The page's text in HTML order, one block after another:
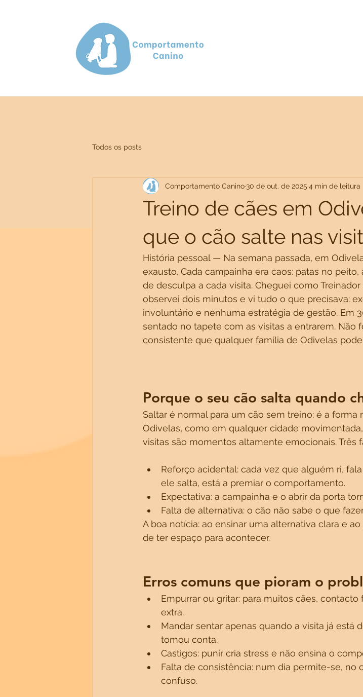
Todos os posts
Treino de cães em
que o cão salte nas
Comportamento Canino 30 de out. de 2025 4 min de leitura
História pessoal — Na semana passada, em
exausto. Cada campainha era caos: patas no
de desculpa a cada visita. Cheguei como
observei dois minutos e vi tudo o que precisava:
involuntário e nenhuma estratégia de gestão. Em
sentado no tapete com as visitas a entrarem. Não
consistente que qualquer família de Odivelas pode
Porque o seu cão salta quando
Saltar é normal para um cão sem treino: é a forma
Odivelas, como em qualquer cidade
visitas são momentos altamente emocionais. Três
Reforço acidental: cada vez que alguém ri,
ele salta, está a premiar o comportamento.
Expectativa: a campainha e o abrir da porta
Falta de alternativa: o cão não sabe o que
A boa notícia: ao ensinar uma alternativa clara e
de ter espaço para acontecer.
Erros comuns que pioram o
Empurrar ou gritar: para muitos cães,
extra.
Mandar sentar apenas quando a visita já está
tomou conta.
Castigos: punir cria stress e não ensina o
Falta de consistência: num dia permite-se, no
confuso.